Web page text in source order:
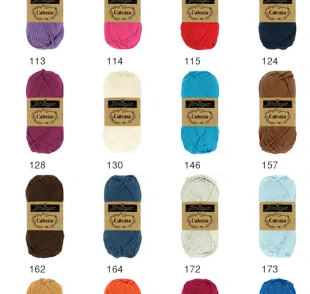
113 114 115 124
128 130 146 157
162 164 172 173